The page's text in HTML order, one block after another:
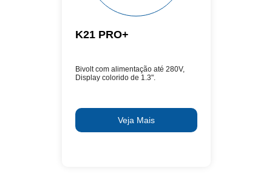
K21 PRO+
Bivolt com alimentação até 280V,
Display colorido de 1.3".
Veja Mais